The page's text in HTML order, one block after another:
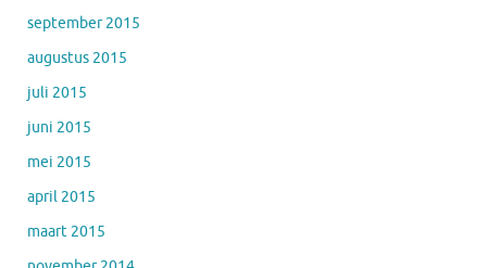
september 2015
augustus 2015
juli 2015
juni 2015
mei 2015
april 2015
maart 2015